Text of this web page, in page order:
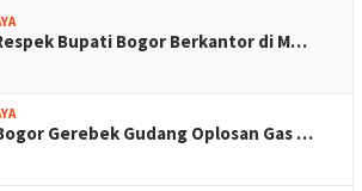
Bupati Bogor Berkantor di M…
Gerebek Gudang Oplosan Gas …